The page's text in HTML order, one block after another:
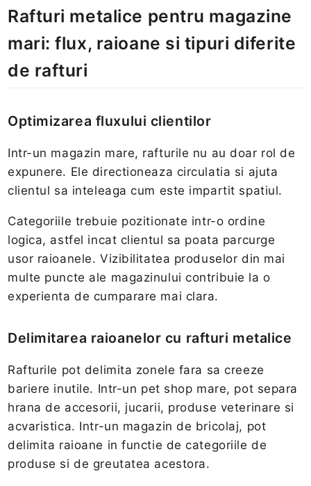
Rafturi metalice pentru magazine
mari: flux, raioane si tipuri diferite
de rafturi
Optimizarea fluxului clientilor
Intr-un magazin mare, rafturile nu au doar rol de
expunere. Ele directioneaza circulatia si ajuta
clientul sa inteleaga cum este impartit spatiul.
Categoriile trebuie pozitionate intr-o ordine
logica, astfel incat clientul sa poata parcurge
usor raioanele. Vizibilitatea produselor din mai
multe puncte ale magazinului contribuie la o
experienta de cumparare mai clara.
Delimitarea raioanelor cu rafturi metalice
Rafturile pot delimita zonele fara sa creeze
bariere inutile. Intr-un pet shop mare, pot separa
hrana de accesorii, jucarii, produse veterinare si
acvaristica. Intr-un magazin de bricolaj, pot
delimita raioane in functie de categoriile de
produse si de greutatea acestora.